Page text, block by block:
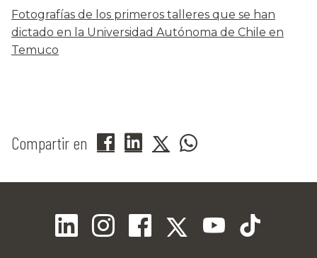
Fotografías de los primeros talleres que se han
dictado en la Universidad Autónoma de Chile en
Temuco
Compartir en